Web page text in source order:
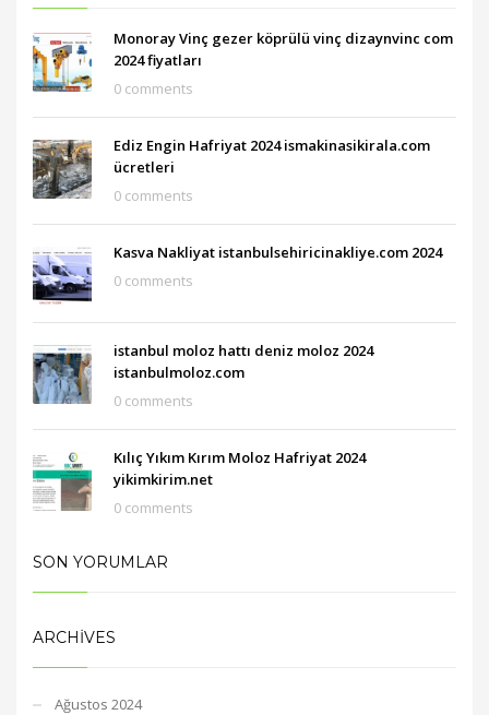
Monoray Vinç gezer köprülü vinç dizaynvinc com
2024 fiyatları
0 comments
Ediz Engin Hafriyat 2024 ismakinasikirala.com
ücretleri
0 comments
Kasva Nakliyat istanbulsehiricinakliye.com 2024
0 comments
istanbul moloz hattı deniz moloz 2024
istanbulmoloz.com
0 comments
Kılıç Yıkım Kırım Moloz Hafriyat 2024
yikimkirim.net
0 comments
SON YORUMLAR
ARCHIVES
Ağustos 2024